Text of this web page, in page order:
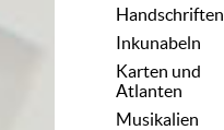
Handschriften
Inkunabeln
Karten und
Atlanten
Musikalien